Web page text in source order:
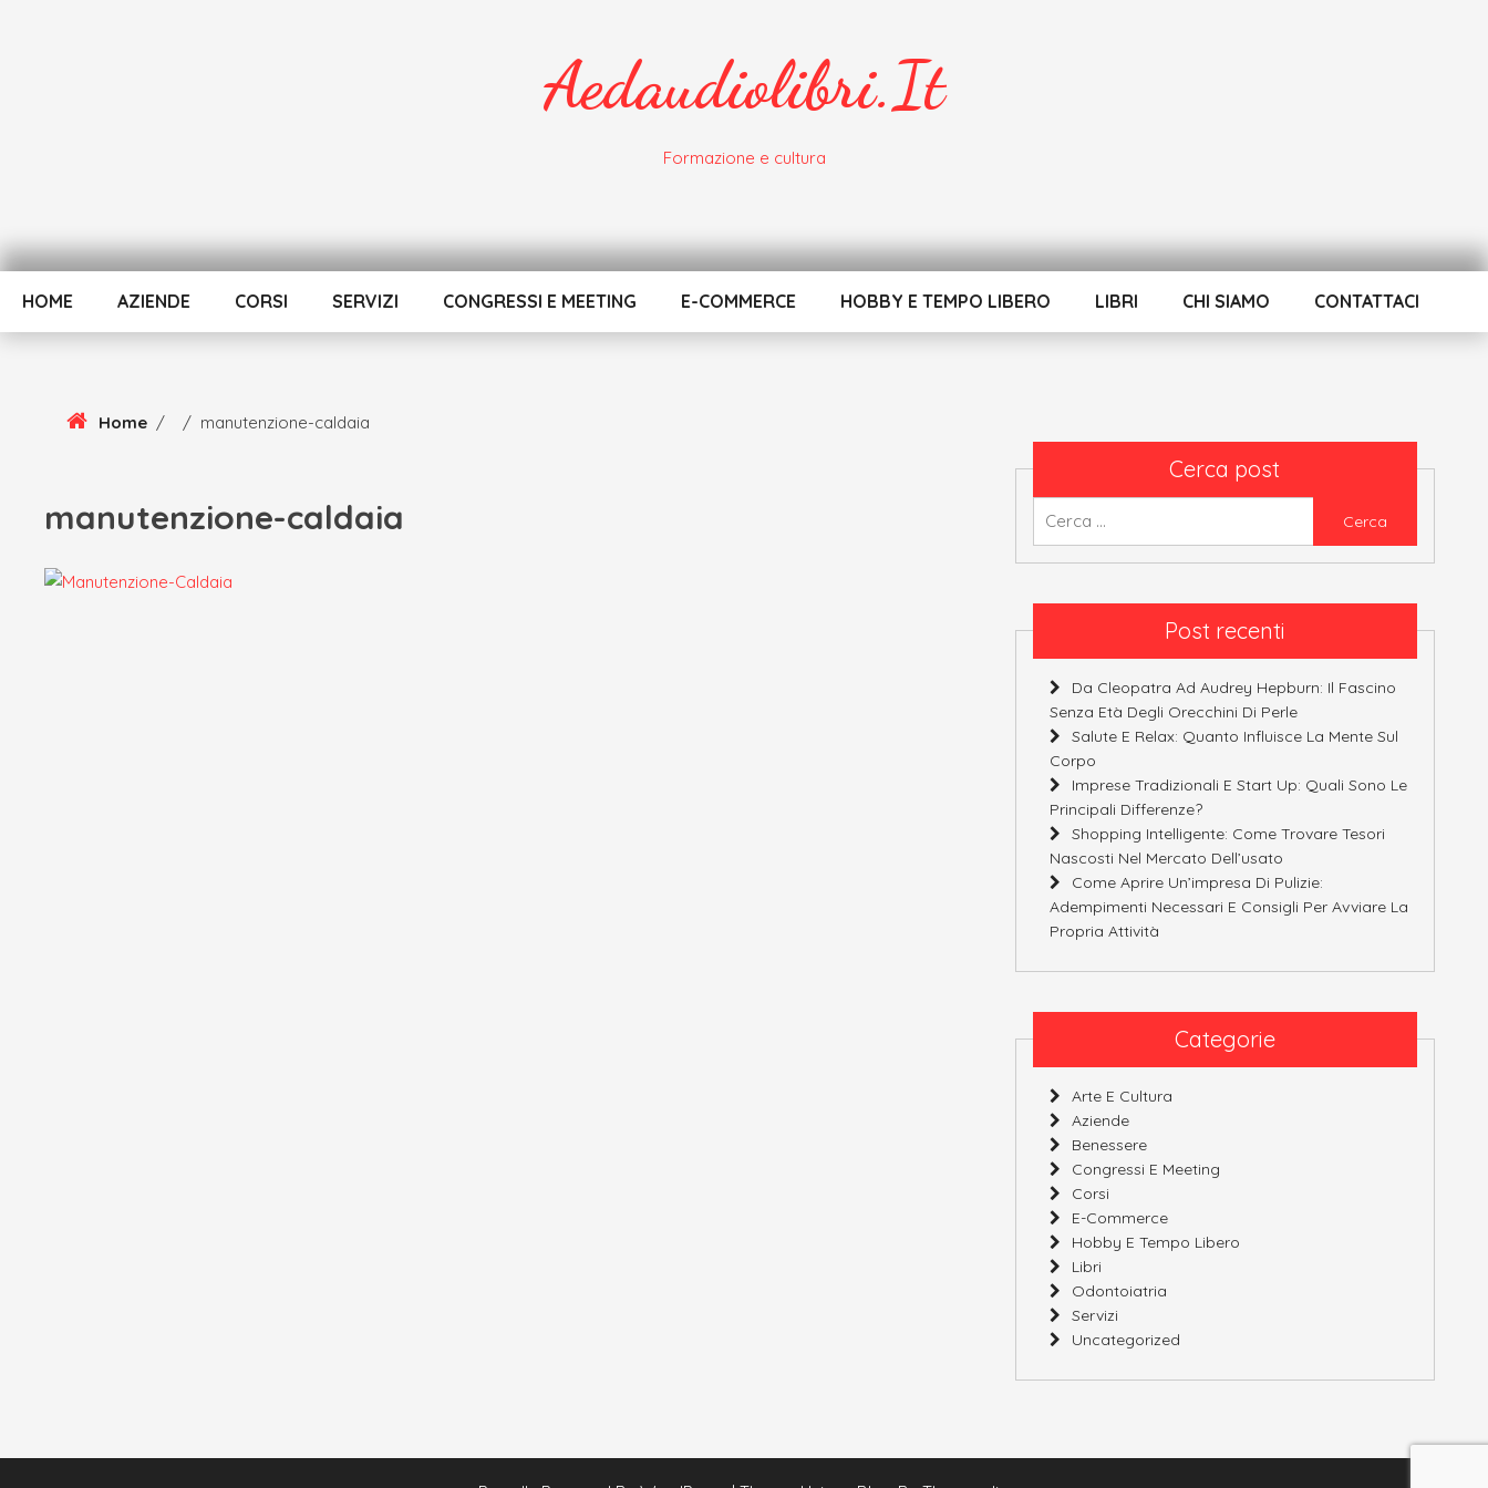
Aedaudiolibri.it
Formazione e cultura
HOME AZIENDE CORSI SERVIZI CONGRESSI E MEETING E-COMMERCE HOBBY E TEMPO LIBERO LIBRI CHI SIAMO CONTATTACI
Home / / manutenzione-caldaia
manutenzione-caldaia
Cerca post
Post recenti
Da Cleopatra Ad Audrey Hepburn: Il Fascino
Senza Età Degli Orecchini Di Perle
Salute E Relax: Quanto Influisce La Mente Sul
Corpo
Imprese Tradizionali E Start Up: Quali Sono Le
Principali Differenze?
Shopping Intelligente: Come Trovare Tesori
Nascosti Nel Mercato Dell’usato
Come Aprire Un’impresa Di Pulizie:
Adempimenti Necessari E Consigli Per Avviare La
Propria Attività
Categorie
Arte E Cultura
Aziende
Benessere
Congressi E Meeting
Corsi
E-Commerce
Hobby E Tempo Libero
Libri
Odontoiatria
Servizi
Uncategorized